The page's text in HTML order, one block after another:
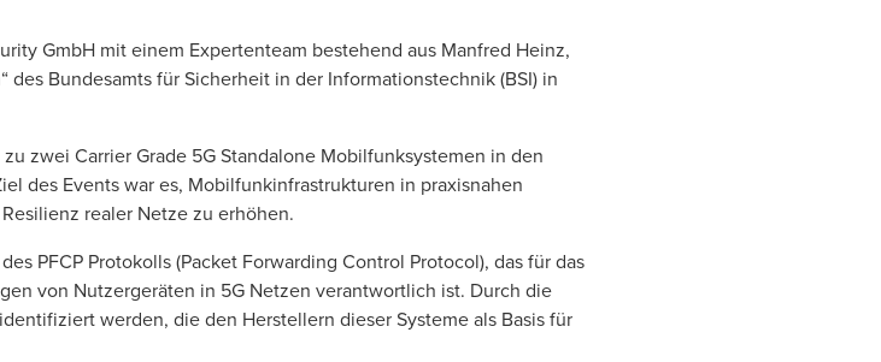
GmbH mit einem Expertenteam bestehend aus Manfred Heinz,
des Bundesamts für Sicherheit in der Informationstechnik (BSI) in
zwei Carrier Grade 5G Standalone Mobilfunksystemen in den
des Events war es, Mobilfunkinfrastrukturen in praxisnahen
realer Netze zu erhöhen.
PFCP Protokolls (Packet Forwarding Control Protocol), das für das
von Nutzergeräten in 5G Netzen verantwortlich ist. Durch die
werden, die den Herstellern dieser Systeme als Basis für